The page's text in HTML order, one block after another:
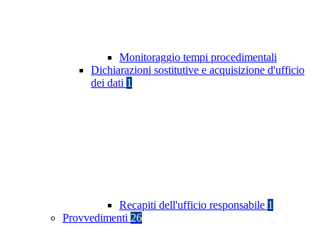
Monitoraggio tempi procedimentali
Dichiarazioni sostitutive e acquisizione d'ufficio
dei dati 1
Recapiti dell'ufficio responsabile 1
Provvedimenti 26